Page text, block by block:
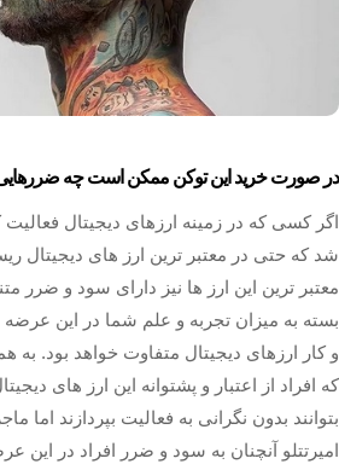
در صورت خرید این توکن ممکن است چه
اگر کسی که در زمینه ارزهای دیجیتال فعالیت
شد که حتی در معتبر ترین ارز های دیجیتال
معتبر ترین این ارز ها نیز دارای سود و ضرر
بسته به میزان تجربه و علم شما در این
و کار ارزهای دیجیتال متفاوت خواهد بود. به
که افراد از اعتبار و پشتوانه این ارز های
بتوانند بدون نگرانی به فعالیت بپردازند اما
امیرتتلو آنچنان به سود و ضرر افراد در این